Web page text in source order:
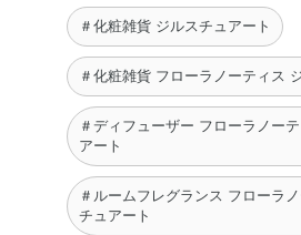
●肌についたときや目に入ったときはすぐ
合は医師にご相談ください。
●高温、直射日光を避け、乳幼児の手の届
が近づかないところで使用、保管して
医師にご相談ください。
●火気には近づけないでください。
＜リードスティック＞
●用途以外には使用しないでください。
＃化粧雑貨 ジルスチュアート
＃化粧雑貨 フローラノーティス
＃ディフューザー フローラノー
アート
＃ルームフレグランス フローラ
チュアート